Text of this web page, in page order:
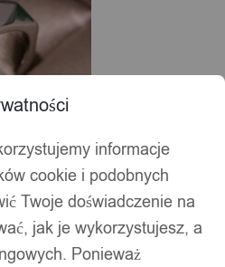
informacje
cookie i podobnych
Twoje doświadczenie na
jak je wykorzystujesz, a
Ponieważ